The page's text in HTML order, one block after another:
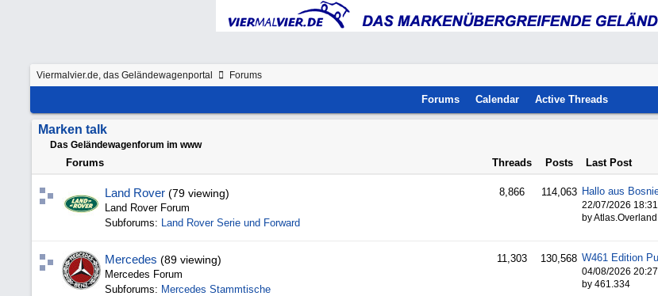
Viermalvier.de, das Geländewagenportal Forums
Forums Calendar Active Threads
Marken talk
Das Geländewagenforum im www
Forums Threads Posts Last Post
Land Rover (79 viewing)
Land Rover Forum
Subforums: Land Rover Serie und Forward
8,866 114,063
22/07/2026 18:31
by Atlas.Overland
Mercedes (89 viewing)
Mercedes Forum
Subforums: Mercedes Stammtische
11,303 130,568
04/08/2026 20:27
by 461.334